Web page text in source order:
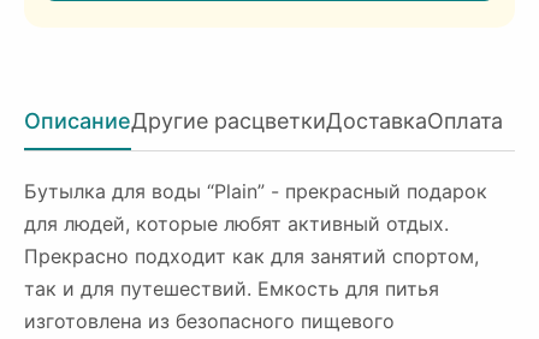
ОписаниеДругие расцветкиДоставкаОплата
Бутылка для воды “Plain” - прекрасный подарок
для людей, которые любят активный отдых.
Прекрасно подходит как для занятий спортом,
так и для путешествий. Емкость для питья
изготовлена из безопасного пищевого